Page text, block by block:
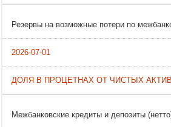
Резервы на возможные потери по
Межбанковские кредиты и депозиты